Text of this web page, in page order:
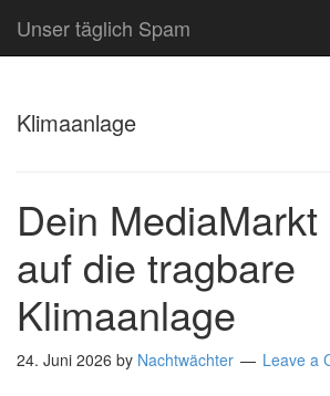
Unser täglich Spam
Klimaanlage
Dein
auf die tragbare
Klimaanlage
24. Juni 2026 by Nachtwächter Leave a